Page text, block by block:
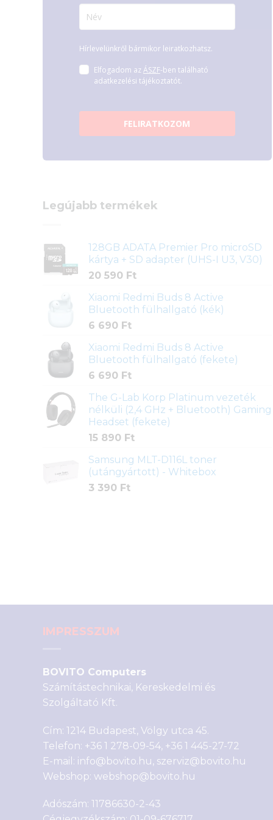
Hírlevelünkről bármikor leiratkozhatsz.
Elfogadom az ÁSZF-ben található
adatkezelési tájékoztatót.
FELIRATKOZOM
Legújabb termékek
128GB ADATA Premier Pro microSD
kártya + SD adapter (UHS-I U3, V30)
20 590 Ft
Xiaomi Redmi Buds 8 Active
Bluetooth fülhallgató (kék)
6 690 Ft
Xiaomi Redmi Buds 8 Active
Bluetooth fülhallgató (fekete)
6 690 Ft
The G-Lab Korp Platinum vezeték
nélküli (2,4 GHz + Bluetooth) Gaming
Headset (fekete)
15 890 Ft
Samsung MLT-D116L toner
(utángyártott) - Whitebox
3 390 Ft
IMPRESSZUM
BOVITO Computers
Számítástechnikai, Kereskedelmi és
Szolgáltató Kft.
Cím: 1214 Budapest, Völgy utca 45.
Telefon: +36 1 278-09-54, +36 1 445-27-72
E-mail: info@bovito.hu, szerviz@bovito.hu
Webshop: webshop@bovito.hu
Adószám: 11786630-2-43